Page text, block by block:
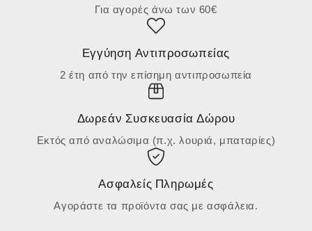
Για αγορές άνω των 60€
Εγγύηση Αντιπροσωπείας
2 έτη από την επίσημη αντιπροσωπεία
Δωρεάν Συσκευασία Δώρου
Εκτός από αναλώσιμα (π.χ. λουριά, μπαταρίες)
Ασφαλείς Πληρωμές
Αγοράστε τα προϊόντα σας με ασφάλεια.